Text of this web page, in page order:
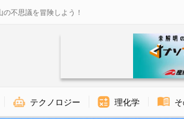
不思議を冒険しよう！
テクノロジー 理化学